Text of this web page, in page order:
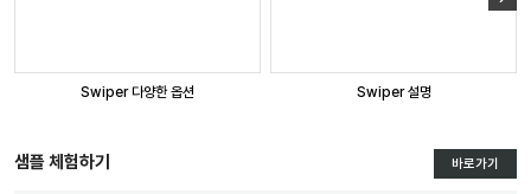
Swiper 다양한 옵션 Swiper 설명
샘플 체험하기 바로가기